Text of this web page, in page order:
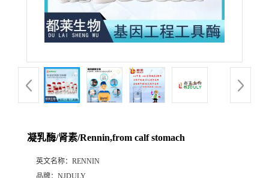
凝乳酶/肾素/Rennin,from calf stomach
英文名称： RENNIN